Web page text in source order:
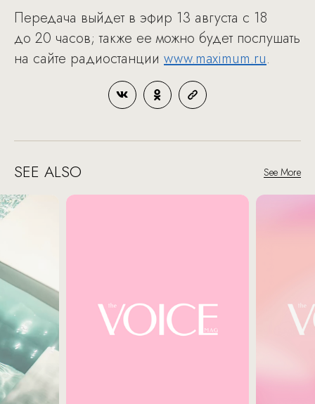
Передача выйдет в эфир 13 августа с 18
до 20 часов; также ее можно будет послушать
на сайте радиостанции www.maximum.ru.
SEE ALSO See More